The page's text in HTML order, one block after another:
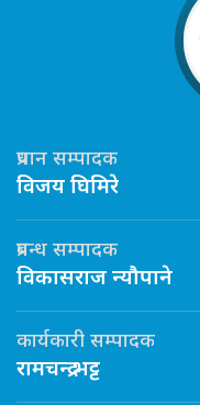
प्रधान सम्पादक
विजय घिमिरे
प्रबन्ध सम्पादक
विकासराज न्यौपाने
कार्यकारी सम्पादक
रामचन्द्र भट्ट